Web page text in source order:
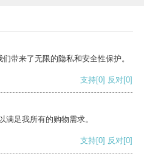
带来了无限的隐私和安全性保护。
支持[0] 反对[0]
满足我所有的购物需求。
支持[0] 反对[0]